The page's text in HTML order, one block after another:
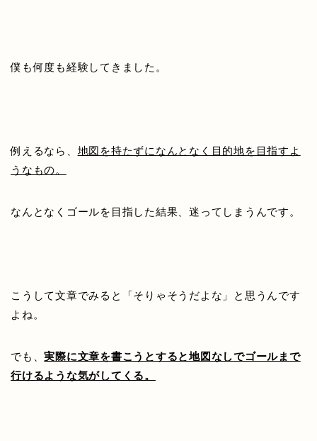
僕も何度も経験してきました。
例えるなら、 地図を持たずになんとなく目的地を目指すよ
うなもの。
なんとなくゴールを目指した結果、迷ってしまうんです。
こうして文章でみると「そりゃそうだよな」と思うんです
よね。
でも、実際に文章を書こうとすると地図なしでゴールまで
行けるような気がしてくる。